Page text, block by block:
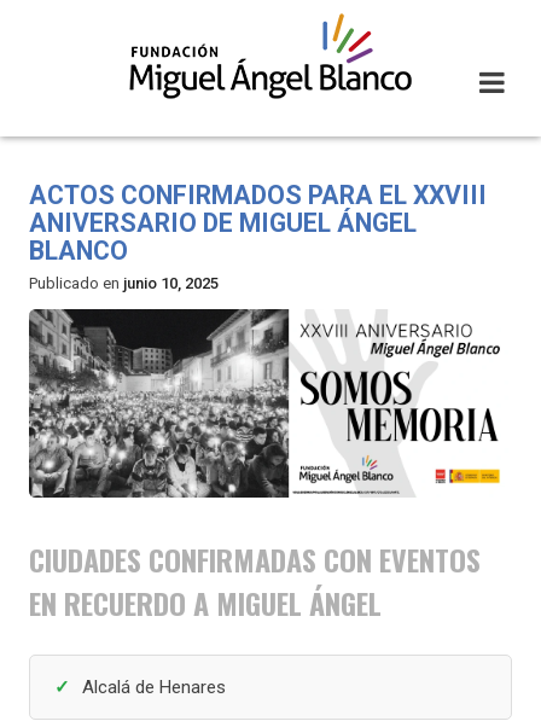
ACTOS CONFIRMADOS PARA EL XXVIII
ANIVERSARIO DE MIGUEL ÁNGEL
BLANCO
Publicado en junio 10, 2025
CIUDADES CONFIRMADAS CON EVENTOS
EN RECUERDO A MIGUEL ÁNGEL
Alcalá de Henares